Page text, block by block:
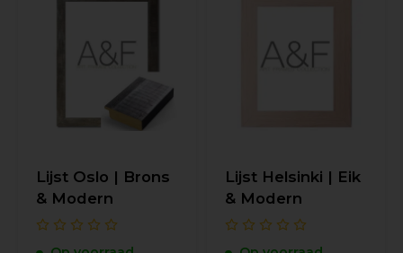
Lijst Oslo | Brons
& Modern
Lijst Helsinki | Eik
& Modern